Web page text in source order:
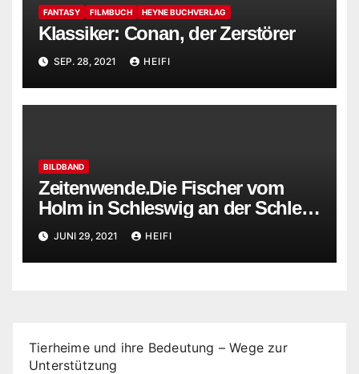
FANTASY FILMBUCH HEYNE BUCHVERLAG
Klassiker: Conan, der Zerstörer
SEP. 28, 2021 HEIFI
BILDBAND
Zeitenwende.Die Fischer vom
Holm in Schleswig an der Schlei
von Holger Rüdel
JUNI 29, 2021 HEIFI
Tierheime und ihre Bedeutung – Wege zur
Unterstützung